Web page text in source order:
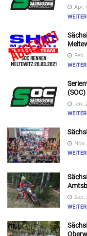
Apr.
Feb.
(SOC)
Jan.
Sep.